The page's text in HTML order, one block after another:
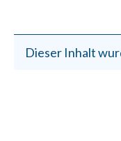
Dieser Inhalt